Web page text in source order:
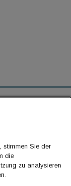
stimmen Sie der
die
zu analysieren